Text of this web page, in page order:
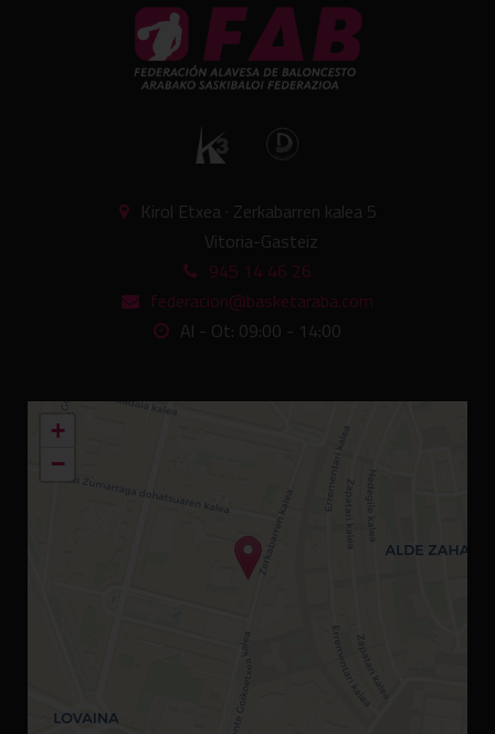
Kirol Etxea · Zerkabarren kalea 5
Vitoria-Gasteiz
945 14 46 26
federacion@basketaraba.com
Al - Ot: 09:00 - 14:00
+
−